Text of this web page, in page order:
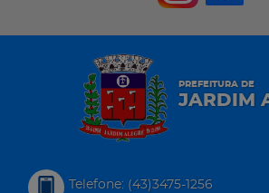
PREFEITURA DE
JARDIM
Telefone: (43)3475-1256